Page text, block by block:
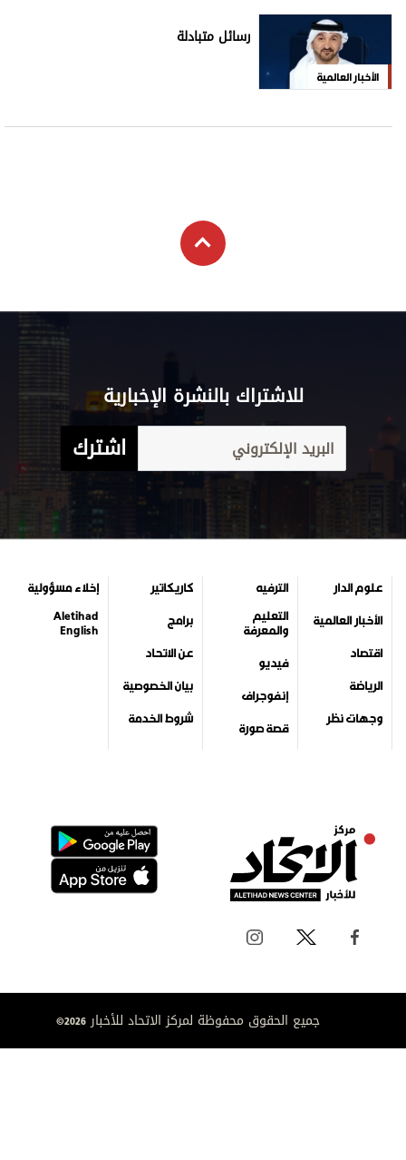
الأخبار العالمية
رسائل متبادلة
للاشتراك بالنشرة الإخبارية
اشترك
علوم الدار
الأخبار العالمية
اقتصاد
الرياضة
وجهات نظر
الترفيه
التعليم
والمعرفة
فيديو
إنفوجراف
قصة صورة
كاريكاتير
برامج
عن الاتحاد
بيان الخصوصية
شروط الخدمة
إخلاء مسؤولية
Aletihad
English
جميع الحقوق محفوظة لمركز الاتحاد للأخبار 2026©